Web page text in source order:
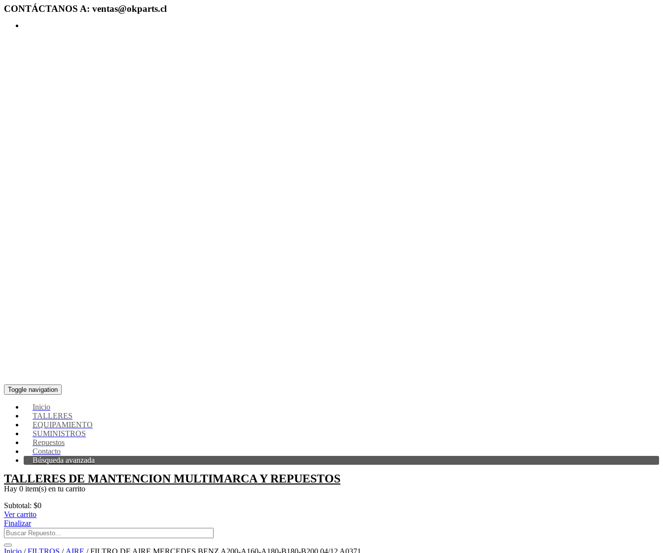
CONTÁCTANOS A: ventas@okparts.cl
Toggle navigation
Inicio
TALLERES
EQUIPAMIENTO
SUMINISTROS
Repuestos
Contacto
Búsqueda avanzada
TALLERES DE MANTENCION MULTIMARCA Y REPUESTOS
Hay 0 item(s) en tu carrito
Subtotal: $0
Ver carrito
Finalizar
Inicio /FILTROS / AIRE / FILTRO DE AIRE MERCEDES BENZ A200-A160-A180-B180-B200 04/12 A0371